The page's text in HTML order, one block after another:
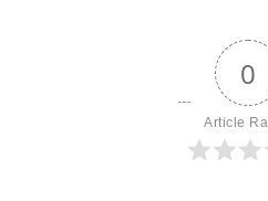
0
Article